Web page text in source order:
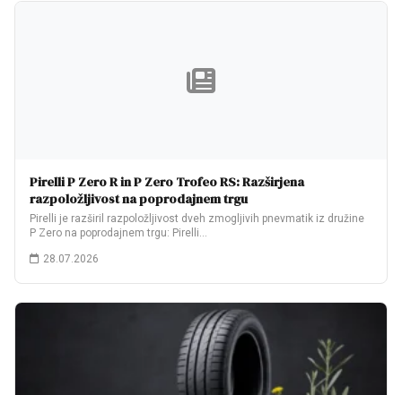
Pirelli P Zero R in P Zero Trofeo RS: Razširjena
razpoložljivost na poprodajnem trgu
Pirelli je razširil razpoložljivost dveh zmogljivih pnevmatik iz družine
P Zero na poprodajnem trgu: Pirelli…
28.07.2026